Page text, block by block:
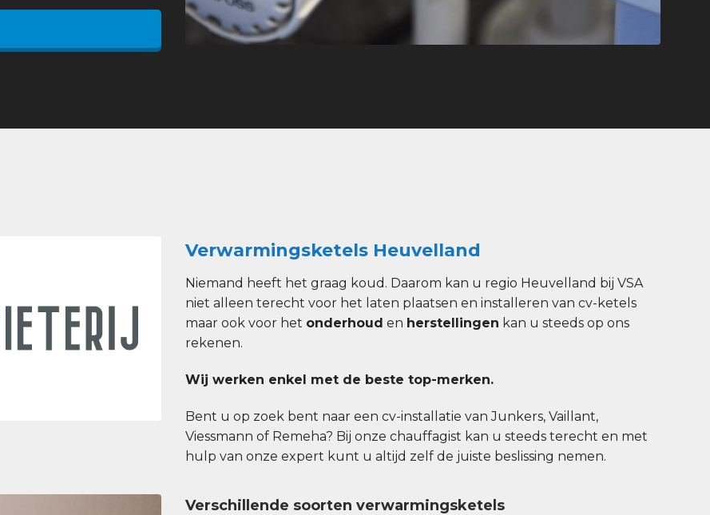
Verwarmingsketels Heuvelland
Niemand heeft het graag koud. Daarom kan u regio Heuvelland bij VSA
niet alleen terecht voor het laten plaatsen en installeren van cv-ketels
maar ook voor het onderhoud en herstellingen kan u steeds op ons
rekenen.
Wij werken enkel met de beste top-merken.
Bent u op zoek bent naar een cv-installatie van Junkers, Vaillant,
Viessmann of Remeha? Bij onze chauffagist kan u steeds terecht en met
hulp van onze expert kunt u altijd zelf de juiste beslissing nemen.
Verschillende soorten verwarmingsketels